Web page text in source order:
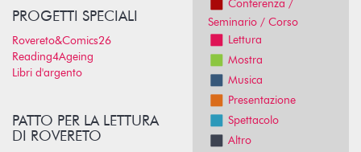
PROGETTI SPECIALI
Rovereto&Comics26
Reading4Ageing
Libri d'argento
PATTO PER LA LETTURA
DI ROVERETO
Conferenza /
Seminario / Corso
Lettura
Mostra
Musica
Presentazione
Spettacolo
Altro